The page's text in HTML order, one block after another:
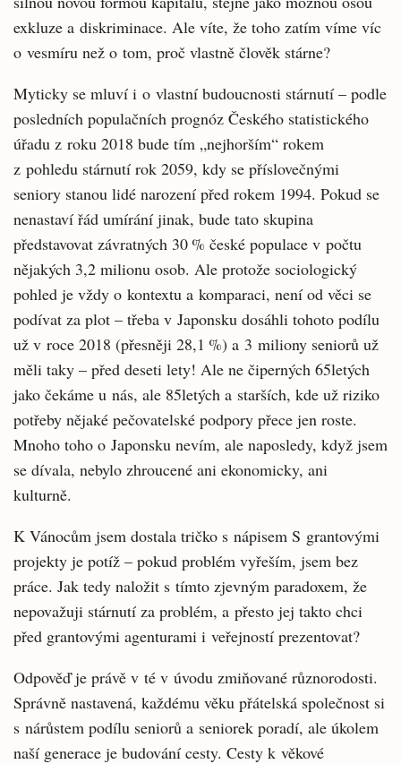
exkluze a diskriminace. Ale víte, že toho zatím víme víc
o vesmíru než o tom, proč vlastně člověk stárne?
Myticky se mluví i o vlastní budoucnosti stárnutí – podle
posledních populačních prognóz Českého statistického
úřadu z roku 2018 bude tím „nejhorším“ rokem
z pohledu stárnutí rok 2059, kdy se příslovečnými
seniory stanou lidé narození před rokem 1994. Pokud se
nenastaví řád umírání jinak, bude tato skupina
představovat závratných 30 % české populace v počtu
nějakých 3,2 milionu osob. Ale protože sociologický
pohled je vždy o kontextu a komparaci, není od věci se
podívat za plot – třeba v Japonsku dosáhli tohoto podílu
už v roce 2018 (přesněji 28,1 %) a 3 miliony seniorů už
měli taky – před deseti lety! Ale ne čiperných 65letých
jako čekáme u nás, ale 85letých a starších, kde už riziko
potřeby nějaké pečovatelské podpory přece jen roste.
Mnoho toho o Japonsku nevím, ale naposledy, když jsem
se dívala, nebylo zhroucené ani ekonomicky, ani
kulturně.
K Vánocům jsem dostala tričko s nápisem S grantovými
projekty je potíž – pokud problém vyřeším, jsem bez
práce. Jak tedy naložit s tímto zjevným paradoxem, že
nepovažuji stárnutí za problém, a přesto jej takto chci
před grantovými agenturami i veřejností prezentovat?
Odpověď je právě v té v úvodu zmiňované různorodosti.
Správně nastavená, každému věku přátelská společnost si
s nárůstem podílu seniorů a seniorek poradí, ale úkolem
naší generace je budování cesty. Cesty k věkové